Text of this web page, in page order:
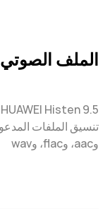
الملف الصوتي
HUAWEI Histen 9.5
وaac، وflac، وwav